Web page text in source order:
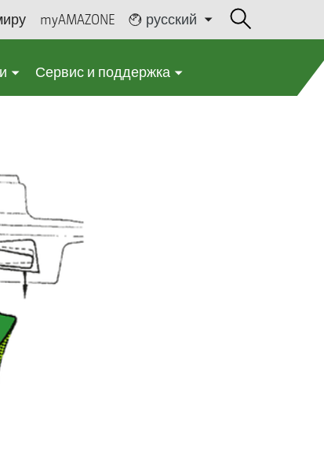
myAMAZONE русский
Сервис и поддержка